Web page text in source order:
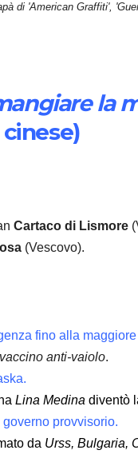
di 'American Graffiti',
la
Cartaco di Lismore
(Vescovo).
fino alla
anti-vaiolo.
Lina Medina diventò
provvisorio.
da Urss, Bulgaria,